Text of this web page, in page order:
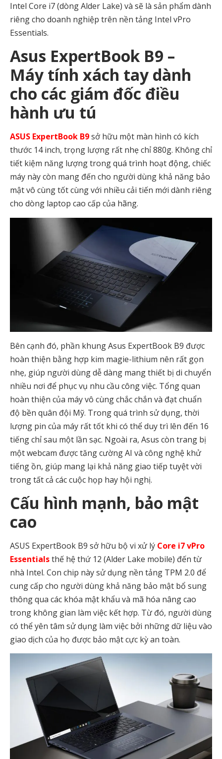
Intel Core i7 (dòng Alder Lake) và sẽ là sản phẩm dành
riêng cho doanh nghiệp trên nền tảng Intel vPro
Essentials.
Asus ExpertBook B9 –
Máy tính xách tay dành
cho các giám đốc điều
hành ưu tú
ASUS ExpertBook B9sở hữu một màn hình có kích
thước 14 inch, trọng lượng rất nhẹ chỉ 880g. Không chỉ
tiết kiệm năng lượng trong quá trình hoạt động, chiếc
máy này còn mang đến cho người dùng khả năng bảo
mật vô cùng tốt cùng với nhiều cải tiến mới dành riêng
cho dòng laptop cao cấp của hãng.
Bên cạnh đó, phần khung Asus ExpertBook B9 được
hoàn thiện bằng hợp kim magie-lithium nên rất gọn
nhẹ, giúp người dùng dễ dàng mang thiết bị di chuyển
nhiều nơi để phục vụ nhu cầu công việc. Tổng quan
hoàn thiện của máy vô cùng chắc chắn và đạt chuẩn
độ bền quân đội Mỹ. Trong quá trình sử dụng, thời
lượng pin của máy rất tốt khi có thể duy trì lên đến 16
tiếng chỉ sau một lần sạc. Ngoài ra, Asus còn trang bị
một webcam được tăng cường AI và công nghệ khử
tiếng ồn, giúp mang lại khả năng giao tiếp tuyệt vời
trong tất cả các cuộc họp hay hội nghị.
Cấu hình mạnh, bảo mật
cao
ASUS ExpertBook B9 sở hữu bộ vi xử lý Core i7 vPro
Essentialsthế hệ thứ 12 (Alder Lake mobile) đến từ
nhà Intel. Con chip này sử dụng nền tảng TPM 2.0 để
cung cấp cho người dùng khả năng bảo mật bổ sung
thông qua các khóa mật khẩu và mã hóa nâng cao
trong không gian làm việc kết hợp. Từ đó, người dùng
có thể yên tâm sử dụng làm việc bởi những dữ liệu vào
giao dịch của họ được bảo mật cực kỳ an toàn.